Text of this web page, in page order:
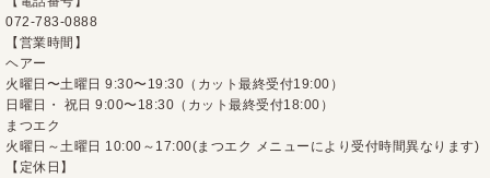
072-783-0888
【営業時間】
ヘアー
火曜日〜土曜日 9:30〜19:30（カット最終受付19:00）
日曜日・ 祝日 9:00〜18:30（カット最終受付18:00）
まつエク
火曜日～土曜日 10:00～17:00(まつエク メニューにより受付時間異なります)
【定休日】